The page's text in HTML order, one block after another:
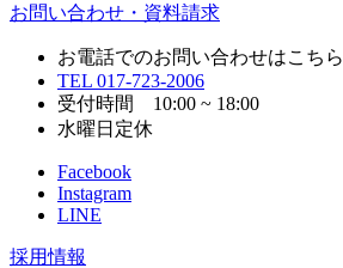
お問い合わせ・資料請求
お電話でのお問い合わせはこちら
TEL 017-723-2006
受付時間 10:00 ~ 18:00
水曜日定休
Facebook
Instagram
LINE
採用情報